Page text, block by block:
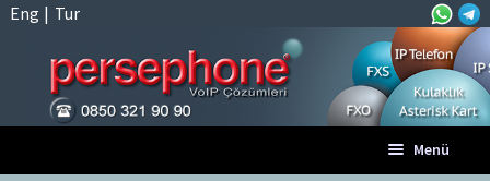
Eng | Tur
Menü